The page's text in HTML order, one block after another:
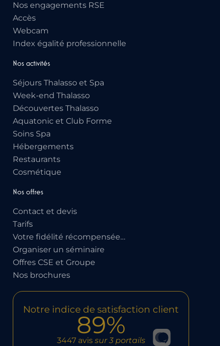
Nos engagements RSE
Accès
Webcam
Index égalité professionnelle
Nos activités
Séjours Thalasso et Spa
Week-end Thalasso
Découvertes Thalasso
Aquatonic et Club Forme
Soins Spa
Hébergements
Restaurants
Cosmétique
Nos offres
Contact et devis
Tarifs
Votre fidélité récompensée…
Organiser un séminaire
Offres CSE et Groupe
Nos brochures
Notre indice de satisfaction client
89%
3447 avis sur 3 portails